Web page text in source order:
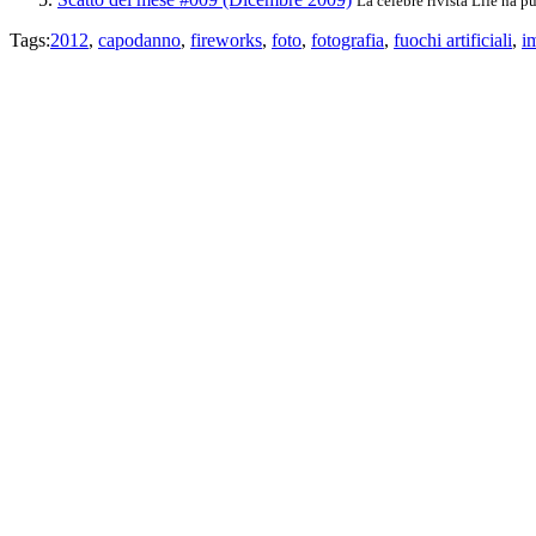
Tags:2012, capodanno, fireworks, foto, fotografia, fuochi artificiali,